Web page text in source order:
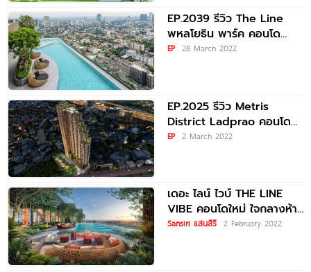
EP.2039 รีวิว The Line
พหลโยธิน พาร์ค คอนโด
พร้อมอยู่ ใกล้ BTS ห้าแยก
EP 28 March 2022
EP.2025 รีวิว Metris
District Ladprao คอนโด
ใหม่เลี้ยงสัตว์ได้ บนทำเล 5
EP 2 March 2022
เดอะ ไลน์ ไวบ์ THE LINE
VIBE คอนโดใหม่ ใจกลางห้า
แยกลาดพร้าว จาก แสนสิริ
Sansiri แสนสิริ 2 February 2022